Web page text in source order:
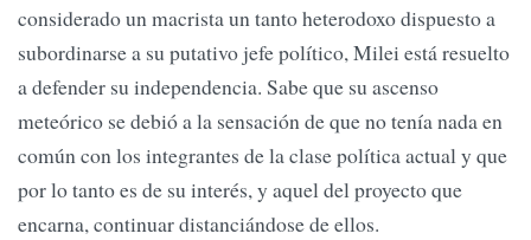
considerado un macrista un tanto heterodoxo dispuesto a
subordinarse a su putativo jefe político, Milei está resuelto
a defender su independencia. Sabe que su ascenso
meteórico se debió a la sensación de que no tenía nada en
común con los integrantes de la clase política actual y que
por lo tanto es de su interés, y aquel del proyecto que
encarna, continuar distanciándose de ellos.